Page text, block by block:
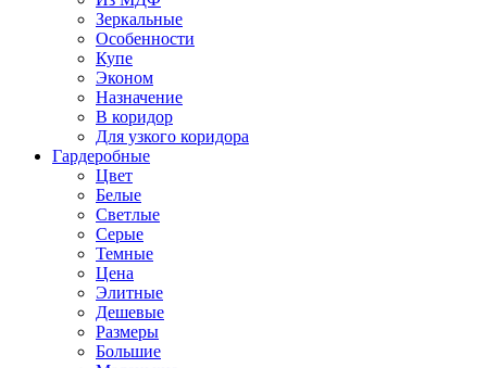
Зеркальные
Особенности
Купе
Эконом
Назначение
В коридор
Для узкого коридора
Гардеробные
Цвет
Белые
Светлые
Серые
Темные
Цена
Элитные
Дешевые
Размеры
Большие